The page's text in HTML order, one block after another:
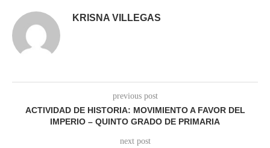
KRISNA VILLEGAS
previous post
ACTIVIDAD DE HISTORIA: MOVIMIENTO A FAVOR DEL
IMPERIO – QUINTO GRADO DE PRIMARIA
next post